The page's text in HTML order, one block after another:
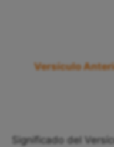
Versículo
Significado del